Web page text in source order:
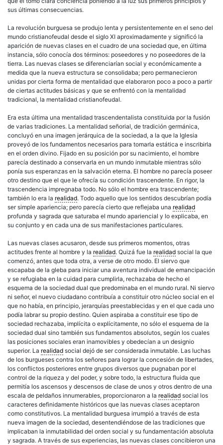
sus últimas consecuencias.
La revolución burguesa se produjo lenta y persistentemente en el seno del
mundo cristianofeudal desde el siglo XI aproximadamente y significó la
aparición de nuevas clases en el cuadro de una sociedad que, en última
instancia, sólo conocía dos términos: poseedores y no poseedores de la
tierra. Las nuevas clases se diferenciarían social y económicamente a
medida que la nueva estructura se consolidaba; pero permanecieron
unidas por cierta forma de mentalidad que elaboraron poco a poco a partir
de ciertas actitudes básicas y que se enfrentó con la mentalidad
tradicional, la mentalidad cristianofeudal.
Era esta última una mentalidad trascendentalista constituida por la fusión
de varias tradiciones. La mentalidad señorial, de tradición germánica,
concluyó en una imagen jerárquica de la sociedad, a la que la Iglesia
proveyó de los fundamentos necesarios para tomarla estática e inscribirla
en el orden divino. Fijado en su posición por su nacimiento, el hombre
parecía destinado a conservarla en un mundo inmutable mientras sólo
ponía sus esperanzas en la salvación eterna. El hombre no parecía poseer
otro destino que el que le ofrecía su condición trascendente. En rigor, la
trascendencia impregnaba todo. No sólo el hombre era trascendente;
también lo era la realidad. Todo aquello que los sentidos descubrían podía
ser simple apariencia; pero parecía cierto que reflejaba una realidad
profunda y sagrada que saturaba el mundo apariencial y lo explicaba, en
su conjunto y en cada una de sus manifestaciones particulares.
Las nuevas clases acusaron, desde sus primeros momentos, otras
actitudes frente al hombre y la realidad. Quizá fue la realidad social la que
comenzó, antes que toda otra, a verse de otro modo. El siervo que
escapaba de la gleba para iniciar una aventura individual de emancipación
y se refugiaba en la cuidad para cumplirla, rechazaba de hecho el
esquema de la sociedad dual que predominaba en el mundo rural. Ni siervo
ni señor, el nuevo ciudadano contribuía a constituir otro núcleo social en el
que no había, en principio, jerarquías preestablecidas y en el que cada uno
podía labrar su propio destino. Quien aspiraba a constituir ese tipo de
sociedad rechazaba, implícita o explícitamente, no sólo el esquema de la
sociedad dual sino también sus fundamentos absolutos, según los cuales
las posiciones sociales eran inamovibles y obedecían a un designio
superior. La realidad social dejó de ser considerada inmutable. Las luchas
de los burgueses contra los señores para lograr la concesión de libertades,
los conflictos posteriores entre grupos diversos que pugnaban por el
control de la riqueza y del poder, y sobre todo, la estructura fluida que
permitía los ascensos y descensos de clase de unos y otros dentro de una
escala de peldaños innumerables, proporcionaron a la realidad social los
caracteres definidamente históricos que las nuevas clases aceptaron
como constitutivos. La mentalidad burguesa irrumpió a través de esta
nueva imagen de la sociedad, desentendiéndose de las tradiciones que
implicaban la inmutabilidad del orden social y su fundamentación absoluta
y sagrada. A través de sus experiencias, las nuevas clases concibieron una